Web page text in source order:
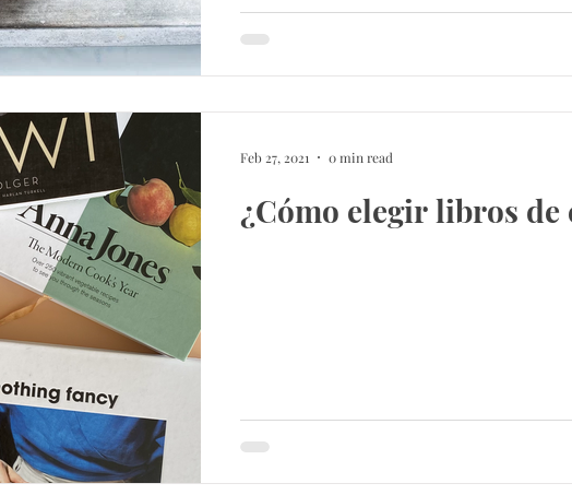
¿Cómo elegir libros de
Feb 27, 2021 0 min read